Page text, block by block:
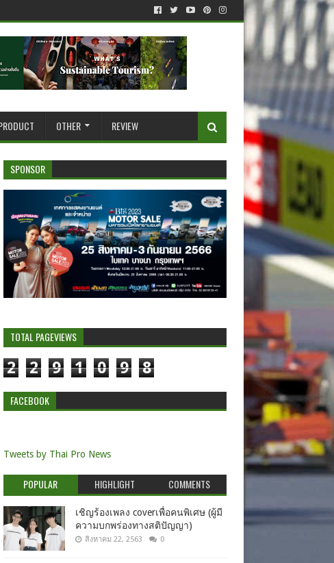
OTHER REVIEW
SPONSOR
TOTAL PAGEVIEWS
2 2 9 1 0 9 8
FACEBOOK
Tweets by Thai Pro News
POPULAR HIGHLIGHT COMMENTS
เชิญร้องเพลง coverเพื่อคนพิเศษ (ผู้มี
ความบกพร่องทางสติปัญญา)
สิงหาคม 22, 2563 0